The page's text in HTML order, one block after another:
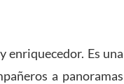
enriquecedor. Es una
a panoramas